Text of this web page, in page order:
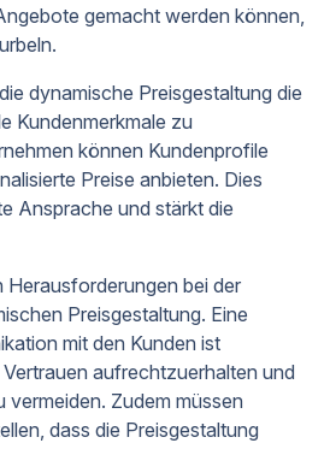
gemacht werden können,
dynamische Preisgestaltung die
Kundenmerkmale zu
können Kundenprofile
Preise anbieten. Dies
Ansprache und stärkt die
Herausforderungen bei der
Preisgestaltung. Eine
mit den Kunden ist
aufrechtzuerhalten und
vermeiden. Zudem müssen
dass die Preisgestaltung